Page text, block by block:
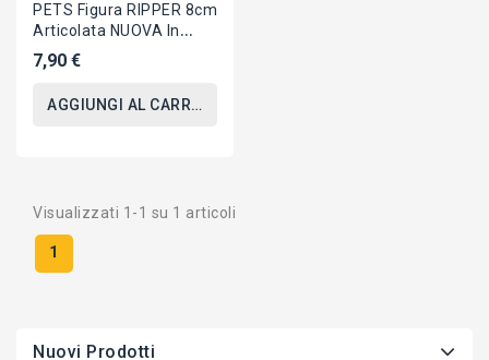
PETS Figura RIPPER 8cm
Articolata NUOVA In
BLISTER Originale SPIN
MASTER
7,90 €
AGGIUNGI AL CARRELLO
Visualizzati 1-1 su 1 articoli
1
Nuovi Prodotti